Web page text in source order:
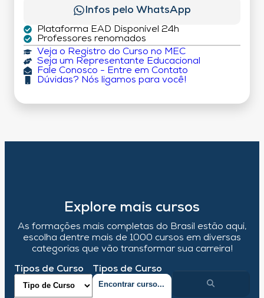
Infos pelo WhatsApp
Plataforma EAD Disponível 24h
Professores renomados
Veja o Registro do Curso no MEC
Seja um Representante Educacional
Fale Conosco - Entre em Contato
Dúvidas? Nós ligamos para você!
Explore mais cursos
As formações mais completas do Brasil estão aqui,
escolha dentre mais de 1000 cursos em diversas
categorias que vão transformar sua carreira!
Tipos de Curso Tipos de Curso